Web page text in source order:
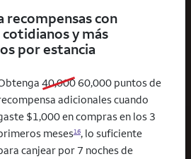
recompensas con
y más
por estancia
40,000old bonus
60,000new bonus
puntos de
adicionales cuando
$1,000 en compras en los 3
meses16, lo suficiente
canjear por 7 noches de